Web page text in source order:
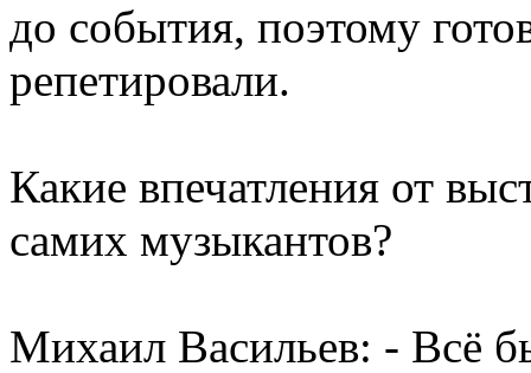
до события, поэтому
репетировали.
Какие впечатления от
самих музыкантов?
Михаил Васильев: - Всё